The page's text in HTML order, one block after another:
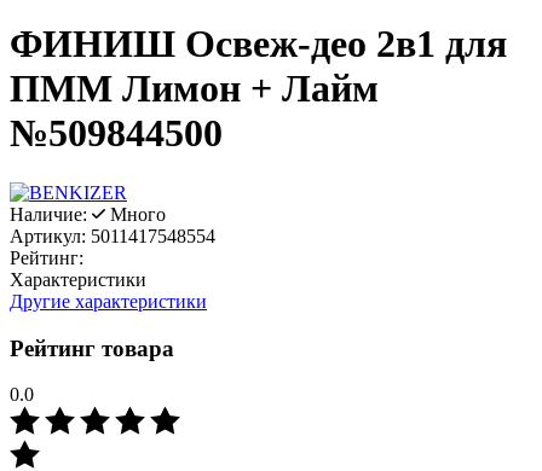
ФИНИШ Освеж-део 2в1 для
ПММ Лимон + Лайм
№509844500
Наличие:
Много
Артикул: 5011417548554
Рейтинг:
Характеристики
Другие характеристики
Рейтинг товара
0.0